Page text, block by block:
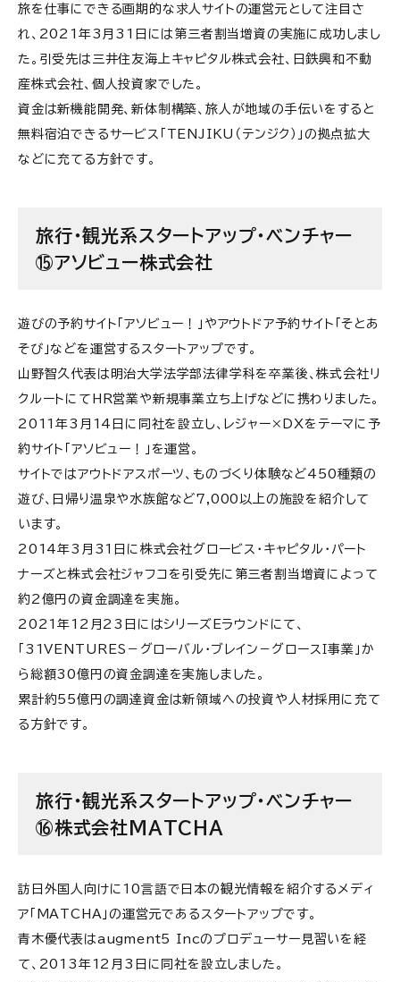
旅を仕事にできる画期的な求人サイトの運営元として注目さ
れ、2021年3月31日には第三者割当増資の実施に成功しまし
た。引受先は三井住友海上キャピタル株式会社、日鉄興和不動
産株式会社、個人投資家でした。
資金は新機能開発、新体制構築、旅人が地域の手伝いをすると
無料宿泊できるサービス「TENJIKU（テンジク）」の拠点拡大
などに充てる方針です。
旅行・観光系スタートアップ・ベンチャー
⑮アソビュー株式会社
遊びの予約サイト「アソビュー！」やアウトドア予約サイト「そとあ
そび」などを運営するスタートアップです。
山野智久代表は明治大学法学部法律学科を卒業後、株式会社リ
クルートにてHR営業や新規事業立ち上げなどに携わりました。
2011年3月14日に同社を設立し、レジャー×DXをテーマに予
約サイト「アソビュー！」を運営。
サイトではアウトドアスポーツ、ものづくり体験など450種類の
遊び、日帰り温泉や水族館など7,000以上の施設を紹介して
います。
2014年3月31日に株式会社グロービス・キャピタル・パート
ナーズと株式会社ジャフコを引受先に第三者割当増資によって
約2億円の資金調達を実施。
2021年12月23日にはシリーズEラウンドにて、
「31VENTURES－グローバル・ブレイン－グロースＩ事業」か
ら総額30億円の資金調達を実施しました。
累計約55億円の調達資金は新領域への投資や人材採用に充て
る方針です。
旅行・観光系スタートアップ・ベンチャー
⑯株式会社MATCHA
訪日外国人向けに10言語で日本の観光情報を紹介するメディ
ア「MATCHA」の運営元であるスタートアップです。
青木優代表はaugment5 Incのプロデューサー見習いを経
て、2013年12月3日に同社を設立しました。